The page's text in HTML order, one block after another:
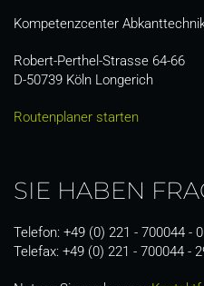
Kompetenzcenter
Robert-Perthel-Strasse 64-66
D-50739 Köln Longerich
Routenplaner starten
SIE HABEN
Telefon: +49 (0) 221 - 700044 - 0
Telefax: +49 (0) 221 - 700044 -